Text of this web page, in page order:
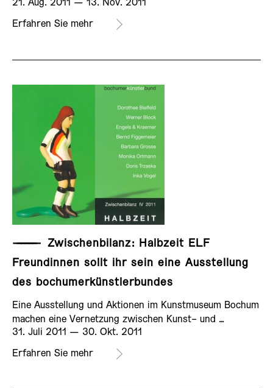
21. Aug. 2011 ­— 13. Nov. 2011
Erfahren Sie mehr
AUSSTELLUNG
——————
Zwischenbilanz: Halbzeit ELF
Freundinnen sollt ihr sein eine Ausstellung
des bochumerkünstlerbundes
Eine Ausstellung und Aktionen im Kunstmuseum Bochum
machen eine Vernetzung zwischen Kunst- und …
31. Juli 2011 ­— 30. Okt. 2011
Erfahren Sie mehr